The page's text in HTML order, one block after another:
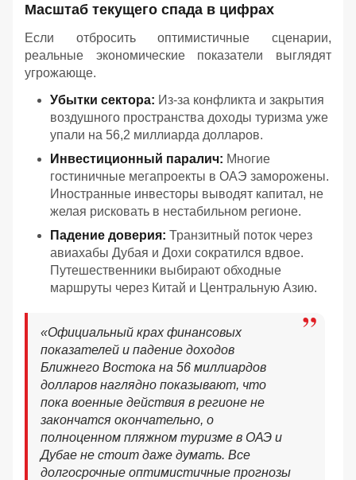
Масштаб текущего спада в цифрах
Если отбросить оптимистичные сценарии,
реальные экономические показатели выглядят
угрожающе.
Убытки сектора: Из-за конфликта и закрытия
воздушного пространства доходы туризма уже
упали на 56,2 миллиарда долларов.
Инвестиционный паралич: Многие
гостиничные мегапроекты в ОАЭ заморожены.
Иностранные инвесторы выводят капитал, не
желая рисковать в нестабильном регионе.
Падение доверия: Транзитный поток через
авиахабы Дубая и Дохи сократился вдвое.
Путешественники выбирают обходные
маршруты через Китай и Центральную Азию.
«Официальный крах финансовых
показателей и падение доходов
Ближнего Востока на 56 миллиардов
долларов наглядно показывают, что
пока военные действия в регионе не
закончатся окончательно, о
полноценном пляжном туризме в ОАЭ и
Дубае не стоит даже думать. Все
долгосрочные оптимистичные прогнозы